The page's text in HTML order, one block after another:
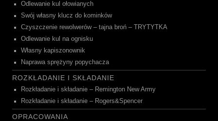
Odlewanie kul ołowianych
Swój własny klucz do kominków
Czyszczenie rewolwerów – tajna broń – TRYTYTKA
Odlewanie kul na ognisku
Własny kapiszonownik
Naprawa sprężyny popychacza
ROZKŁADANIE I SKŁADANIE
Rozkładanie i składanie – Remington New Army
Rozkładanie i składanie – Rogers&Spencer
OPRACOWANIA